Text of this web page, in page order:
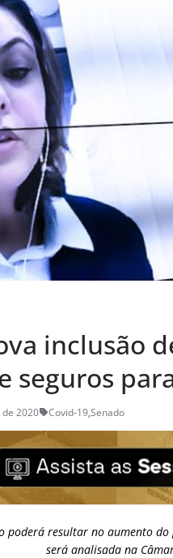
inclusão
seguros
2020 Covid-19,Senado
poderá resultar no aumento
será analisada na